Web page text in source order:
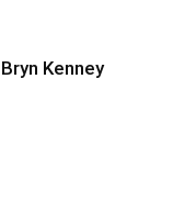
Kenney